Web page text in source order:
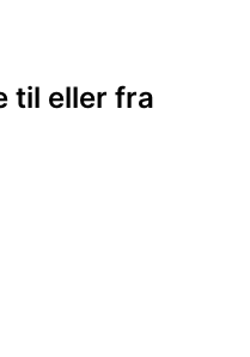
til eller fra